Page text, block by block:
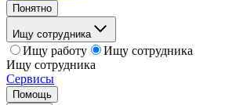
Понятно
Ищу сотрудника
Ищу работу
Ищу сотрудника
Ищу сотрудника
Сервисы
Помощь